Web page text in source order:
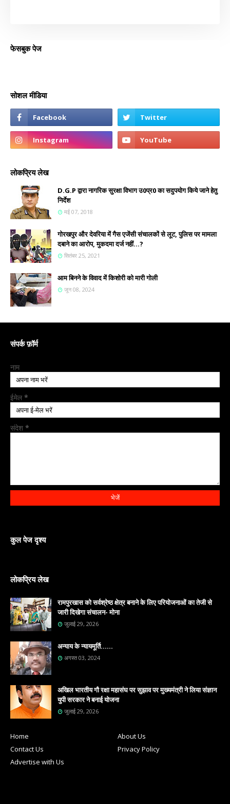
फेसबुक पेज
सोशल मीडिया
लोकप्रिय लेख
D.G.P द्वारा नागरिक सुरक्षा विभाग उ0प्र0 का सदुपयोग किये जाने हेतु
निर्देश
मई 07, 2018
गोरखपुर और देवरिया में गैस एजेंसी संचालकों से लूट, पुलिस पर मामला
दबाने का आरोप, मुकदमा दर्ज नहीं...?
सितंबर 25, 2021
आम बिनने के विवाद में किशोरी को मारी गोली
जून 08, 2024
संपर्क फ़ॉर्म
नाम
ईमेल *
संदेश *
कुल पेज दृश्य
लोकप्रिय लेख
रामपुरखास को सर्वश्रेष्ठ क्षेत्र बनाने के लिए परियोजनाओं का तेजी से
जारी दिखेगा संचालन- मोना
जुलाई 29, 2026
अन्याय के न्यायमूर्ति......
अगस्त 03, 2024
अखिल भारतीय गौ रक्षा महासंघ पर सुझाव पर मुख्यमंत्री ने लिया संज्ञान
युपी सरकार ने बनाई योजना
जुलाई 29, 2026
Home
About Us
Contact Us
Privacy Policy
Advertise with Us